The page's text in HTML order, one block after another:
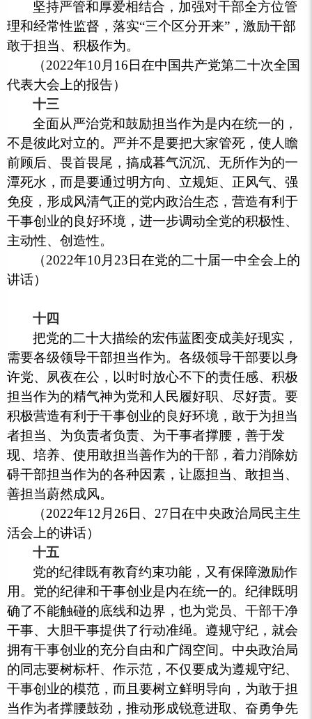
坚持严管和厚爱相结合，加强对干部全方位管
理和经常性监督，落实“三个区分开来”，激励干部
敢于担当、积极作为。
（2022年10月16日在中国共产党第二十次全国
代表大会上的报告）
十三
全面从严治党和鼓励担当作为是内在统一的，
不是彼此对立的。严并不是要把大家管死，使人瞻
前顾后、畏首畏尾，搞成暮气沉沉、无所作为的一
潭死水，而是要通过明方向、立规矩、正风气、强
免疫，形成风清气正的党内政治生态，营造有利于
干事创业的良好环境，进一步调动全党的积极性、
主动性、创造性。
（2022年10月23日在党的二十届一中全会上的
讲话）
十四
把党的二十大描绘的宏伟蓝图变成美好现实，
需要各级领导干部担当作为。各级领导干部要以身
许党、夙夜在公，以时时放心不下的责任感、积极
担当作为的精气神为党和人民履好职、尽好责。要
积极营造有利于干事创业的良好环境，敢于为担当
者担当、为负责者负责、为干事者撑腰，善于发
现、培养、使用敢担当善作为的干部，着力消除妨
碍干部担当作为的各种因素，让愿担当、敢担当、
善担当蔚然成风。
（2022年12月26日、27日在中央政治局民主生
活会上的讲话）
十五
党的纪律既有教育约束功能，又有保障激励作
用。党的纪律和干事创业是内在统一的。纪律既明
确了不能触碰的底线和边界，也为党员、干部干净
干事、大胆干事提供了行动准绳。遵规守纪，就会
拥有干事创业的充分自由和广阔空间。中央政治局
的同志要树标杆、作示范，不仅要成为遵规守纪、
干事创业的模范，而且要树立鲜明导向，为敢于担
当作为者撑腰鼓劲，推动形成锐意进取、奋勇争先